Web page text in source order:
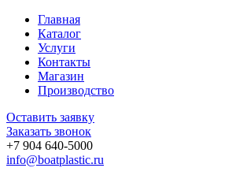
Главная
Каталог
Услуги
Контакты
Магазин
Производство
Оставить заявку
Заказать звонок
+7 904 640-5000
info@boatplastic.ru